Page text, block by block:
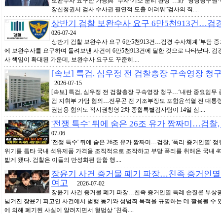
장신청권서 검사 수사권 필연적 도출 어려워”검사의 직....
상반기 검찰 보완수사 요구 6만5천913건…검
026-07-24
상반기 검찰 보완수사 요구 6만5천913건…검경 수사체계 '부담
에 보완수사를 요구하며 돌려보낸 사건이 6만5천913건에 달한 것으로 나타났다. 검
사 책임이 확대된 가운데, 보완수사 요구도 꾸준히....
[속보] 특검, 심우정 전 검찰총장 구속영장 청
2026-07-15
[속보] 특검, 심우정 전 검찰총장 구속영장 청구…‘내란 중요임무
검 지휘부 가담 혐의…전무곤 전 기조부장도 포함윤석열 전 대통
권남용 혐의도 적시권창영 2차 종합특별검사팀이 14일 심....
'전쟁 특수' 뒤에 숨은 26조 유가 짬짜미…검찰,
07-06
'전쟁 특수' 뒤에 숨은 26조 유가 짬짜미…검찰, '폭리·증거인멸'
위기를 틈타 국내 석유제품 가격을 조직적으로 조작하고 부당 폭리를 취해온 국내
밟게 됐다. 검찰은 이들의 만성화된 담합 행....
장윤기 사건 증거물 폐기 파장…친족 증거인
여고 2026-07-02
장윤기 사건 증거물 폐기 파장…친족 증거인멸 특례 손질론 부상
넘겨진 장윤기 피고인 사건에서 범행 동기와 성범죄 목적을 규명하는 데 활용될 수
에 의해 폐기된 사실이 알려지면서 형법상 ‘친족....